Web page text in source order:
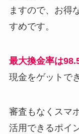
ますので、お得
すめです。
最大換金率は
現金をゲットで
審査もなくスマ
活用できるポイ